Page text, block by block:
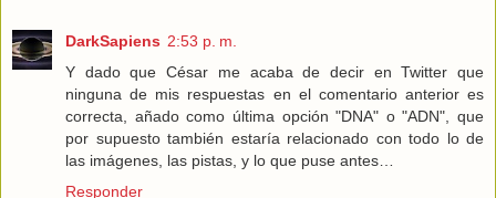
DarkSapiens 2:53 p. m.
Y dado que César me acaba de decir en Twitter que
ninguna de mis respuestas en el comentario anterior es
correcta, añado como última opción "DNA" o "ADN", que
por supuesto también estaría relacionado con todo lo de
las imágenes, las pistas, y lo que puse antes…
Responder